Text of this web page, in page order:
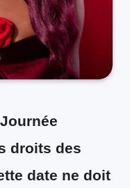
droits des
date ne doit